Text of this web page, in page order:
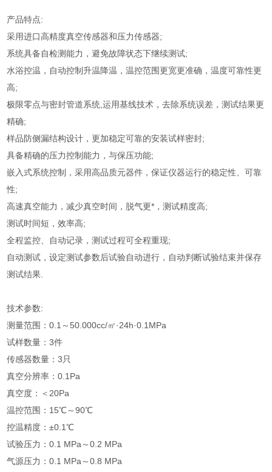
产品特点:
采用进口高精度真空传感器和压力传感器;
系统具备自检测能力，避免故障状态下继续测试;
水浴控温，自动控制升温降温，温控范围更宽更准确，温度可靠性更
高;
极限零点与密封管道系统,运用基线技术，去除系统误差，测试结果更
精确;
样品防侧漏结构设计，更加稳定可靠的安装试样密封;
具备精确的压力控制能力，与保压功能;
嵌入式系统控制，采用高品质元器件，保证仪器运行的稳定性、可靠
性;
高速真空能力，减少真空时间，脱气更*，测试精度高;
测试时间短，效率高;
全程监控、自动记录，测试过程可全程重现;
自动测试，设定测试参数后试验自动进行，自动判断试验结束并保存
测试结果.
技术参数:
测量范围：0.1～50.000cc/㎡·24h·0.1MPa
试样数量：3件
传感器数量：3只
真空分辨率：0.1Pa
真空度：＜20Pa
温控范围：15℃～90℃
控温精度：±0.1℃
试验压力：0.1 MPa～0.2 MPa
气源压力：0.1 MPa～0.8 MPa